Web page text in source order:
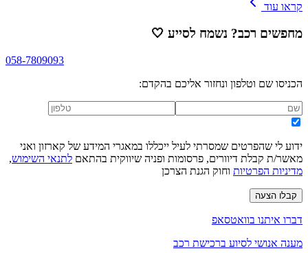
קראו עוד
מחפשים רכב? נשמח לסייע 🤍
058-7809093
הכניסו שם וטלפון ונחזור אליכם בהקדם:
ידוע לי שהפרטים שמסרתי לעיל ייכללו במאגרי המידע של קארזון ואני
מאשר/ת קבלת דיוורים, פרסומות ופניה שיווקית בהתאם לתנאי השימוש,
מדיניות הפרטיות וחוק הגנת הצרכן
קבלו הצעה
דברו איתנו בוואטסאפ
מענה אנושי לסיוע ברכישת רכב